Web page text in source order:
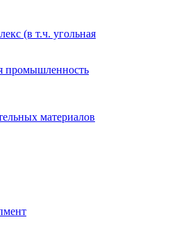
(в т.ч. угольная
промышленность
материалов